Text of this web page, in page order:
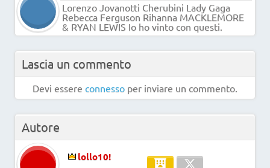
Lorenzo Jovanotti Cherubini Lady Gaga
Rebecca Ferguson Rihanna MACKLEMORE
& RYAN LEWIS Io ho vinto con questi.
Lascia un commento
Devi essere connesso per inviare un commento.
Autore
lollo10!